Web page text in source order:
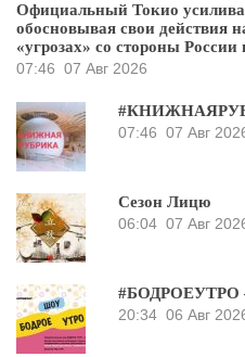
Официальный Токио
обосновывая свои действия
«угрозах» со стороны России
07:46 07 Авг 2026
07:46 07 Авг
Сезон Лицю
06:04 07 Авг
#БОДРОЕУТРО
20:34 06 Авг